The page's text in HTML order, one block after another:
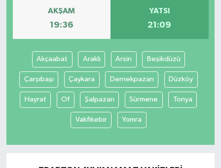
AKŞAM
19:36
YATSI
21:09
Akçaabat Araklı Arsin Beşikdüzü
Çarşıbaşı Çaykara Dernekpazarı Düzköy
Hayrat Of Şalpazarı Sürmene Tonya
Vakfıkebir Yomra